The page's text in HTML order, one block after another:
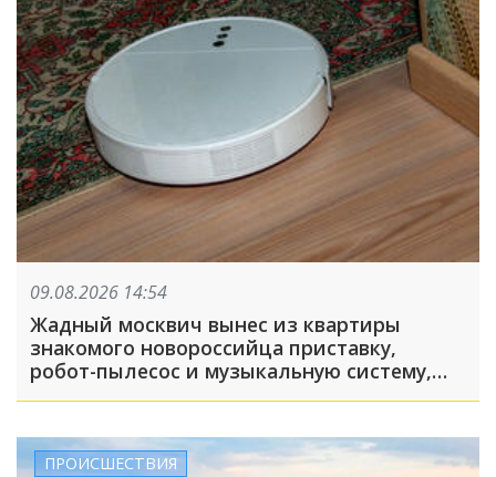
09.08.2026 14:54
Жадный москвич вынес из квартиры
знакомого новороссийца приставку,
робот-пылесос и музыкальную систему,
пока его подельник отвлекал хозяина
ПРОИСШЕСТВИЯ